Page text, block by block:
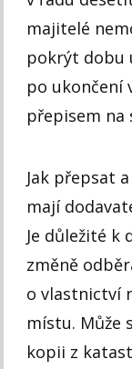
majitelé
pokrýt dobu
po ukončení
přepisem na
Jak přepsat
mají
Je důležité k
změně
o vlastnictví
místu. Může
kopii z